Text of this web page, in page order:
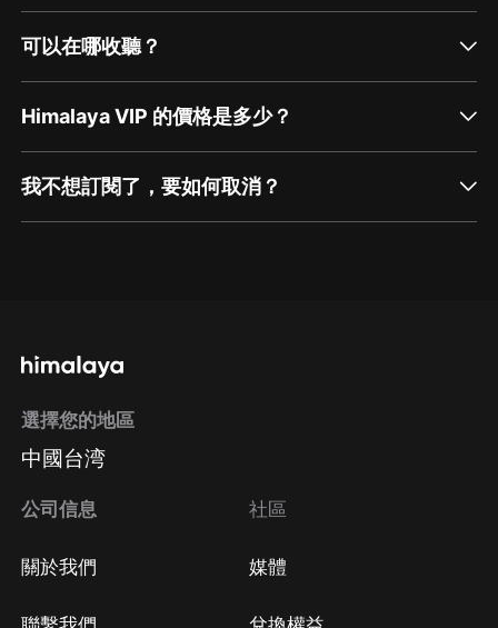
可以在哪收聽？
Himalaya VIP 的價格是多少？
我不想訂閱了，要如何取消？
方法 Google Play取消訂閱方法
選擇您的地區
中國台湾
公司信息
關於我們
社區
媒體